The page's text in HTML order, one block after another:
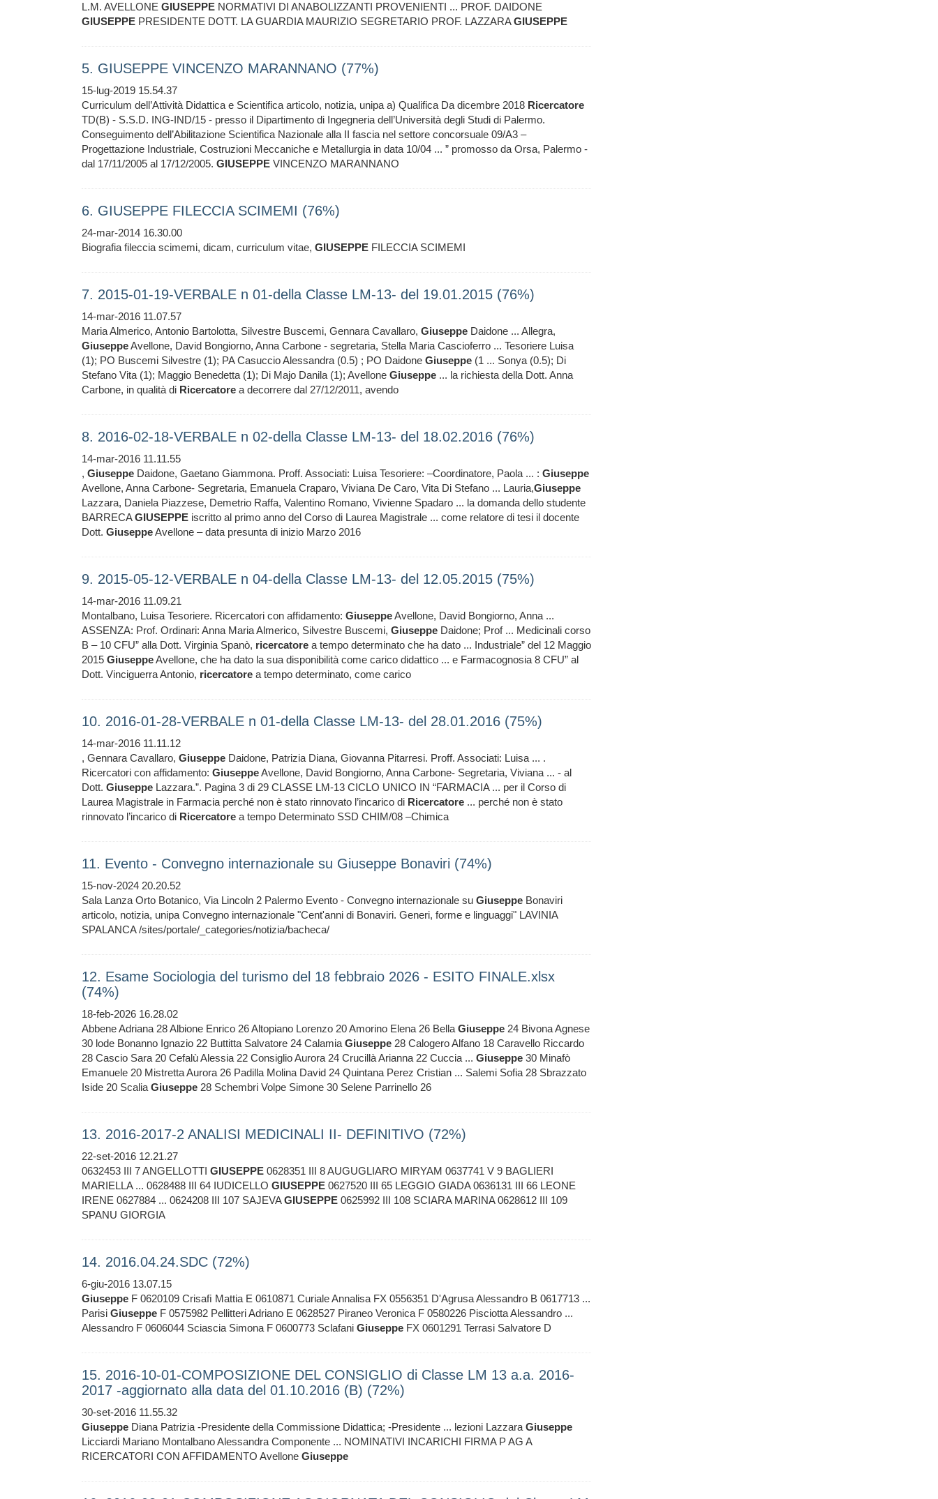
L.M. AVELLONE GIUSEPPE NORMATIVI DI ANABOLIZZANTI PROVENIENTI ... PROF. DAIDONE
GIUSEPPE PRESIDENTE DOTT. LA GUARDIA MAURIZIO SEGRETARIO PROF. LAZZARAGIUSEPPE
5. GIUSEPPE VINCENZO MARANNANO (77%)
15-lug-2019 15.54.37
Curriculum dell’Attività Didattica e Scientifica articolo, notizia, unipa a) Qualifica Da dicembre 2018 Ricercatore
TD(B) - S.S.D. ING-IND/15 - presso il Dipartimento di Ingegneria dell’Università degli Studi di Palermo.
Conseguimento dell’Abilitazione Scientifica Nazionale alla II fascia nel settore concorsuale 09/A3 –
Progettazione Industriale, Costruzioni Meccaniche e Metallurgia in data 10/04 ... ” promosso da Orsa, Palermo -
dal 17/11/2005 al 17/12/2005. GIUSEPPE VINCENZO MARANNANO
6. GIUSEPPE FILECCIA SCIMEMI (76%)
24-mar-2014 16.30.00
Biografia fileccia scimemi, dicam, curriculum vitae, GIUSEPPE FILECCIA SCIMEMI
7. 2015-01-19-VERBALE n 01-della Classe LM-13- del 19.01.2015 (76%)
14-mar-2016 11.07.57
Maria Almerico, Antonio Bartolotta, Silvestre Buscemi, Gennara Cavallaro, Giuseppe Daidone ... Allegra,
GiuseppeAvellone, David Bongiorno, Anna Carbone - segretaria, Stella Maria Cascioferro ... Tesoriere Luisa
(1); PO Buscemi Silvestre (1); PA Casuccio Alessandra (0.5) ; PO Daidone Giuseppe (1 ... Sonya (0.5); Di
Stefano Vita (1); Maggio Benedetta (1); Di Majo Danila (1); Avellone Giuseppe ... la richiesta della Dott. Anna
Carbone, in qualità di Ricercatore a decorrere dal 27/12/2011, avendo
8. 2016-02-18-VERBALE n 02-della Classe LM-13- del 18.02.2016 (76%)
14-mar-2016 11.11.55
, Giuseppe Daidone, Gaetano Giammona. Proff. Associati: Luisa Tesoriere: –Coordinatore, Paola ... : Giuseppe
Avellone, Anna Carbone- Segretaria, Emanuela Craparo, Viviana De Caro, Vita Di Stefano ... Lauria,Giuseppe
Lazzara, Daniela Piazzese, Demetrio Raffa, Valentino Romano, Vivienne Spadaro ... la domanda dello studente
BARRECAGIUSEPPE iscritto al primo anno del Corso di Laurea Magistrale ... come relatore di tesi il docente
Dott. GiuseppeAvellone – data presunta di inizio Marzo 2016
9. 2015-05-12-VERBALE n 04-della Classe LM-13- del 12.05.2015 (75%)
14-mar-2016 11.09.21
Montalbano, Luisa Tesoriere. Ricercatori con affidamento: GiuseppeAvellone, David Bongiorno, Anna ...
ASSENZA: Prof. Ordinari: Anna Maria Almerico, Silvestre Buscemi, Giuseppe Daidone; Prof ... Medicinali corso
B – 10 CFU” alla Dott. Virginia Spanò, ricercatore a tempo determinato che ha dato ... Industriale” del 12 Maggio
2015 GiuseppeAvellone, che ha dato la sua disponibilità come carico didattico ... e Farmacognosia 8 CFU” al
Dott. Vinciguerra Antonio, ricercatore a tempo determinato, come carico
10. 2016-01-28-VERBALE n 01-della Classe LM-13- del 28.01.2016 (75%)
14-mar-2016 11.11.12
, Gennara Cavallaro, Giuseppe Daidone, Patrizia Diana, Giovanna Pitarresi. Proff. Associati: Luisa ... .
Ricercatori con affidamento: GiuseppeAvellone, David Bongiorno, Anna Carbone- Segretaria, Viviana ... - al
Dott. Giuseppe Lazzara.”. Pagina 3 di 29 CLASSE LM-13 CICLO UNICO IN “FARMACIA ... per il Corso di
Laurea Magistrale in Farmacia perché non è stato rinnovato l’incarico di Ricercatore ... perché non è stato
rinnovato l’incarico di Ricercatore a tempo Determinato SSD CHIM/08 –Chimica
11. Evento - Convegno internazionale su Giuseppe Bonaviri (74%)
15-nov-2024 20.20.52
Sala Lanza Orto Botanico, Via Lincoln 2 Palermo Evento - Convegno internazionale su Giuseppe Bonaviri
articolo, notizia, unipa Convegno internazionale "Cent'anni di Bonaviri. Generi, forme e linguaggi" LAVINIA
SPALANCA /sites/portale/_categories/notizia/bacheca/
12. Esame Sociologia del turismo del 18 febbraio 2026 - ESITO FINALE.xlsx
(74%)
18-feb-2026 16.28.02
Abbene Adriana 28 Albione Enrico 26 Altopiano Lorenzo 20 Amorino Elena 26 Bella Giuseppe 24 Bivona Agnese
30 lode Bonanno Ignazio 22 Buttitta Salvatore 24 Calamia Giuseppe 28 Calogero Alfano 18 Caravello Riccardo
28 Cascio Sara 20 Cefalù Alessia 22 Consiglio Aurora 24 Crucillà Arianna 22 Cuccia ... Giuseppe 30 Minafò
Emanuele 20 Mistretta Aurora 26 Padilla Molina David 24 Quintana Perez Cristian ... Salemi Sofia 28 Sbrazzato
Iside 20 Scalia Giuseppe 28 Schembri Volpe Simone 30 Selene Parrinello 26
13. 2016-2017-2 ANALISI MEDICINALI II- DEFINITIVO (72%)
22-set-2016 12.21.27
0632453 III 7 ANGELLOTTI GIUSEPPE 0628351 III 8 AUGUGLIARO MIRYAM 0637741 V 9 BAGLIERI
MARIELLA ... 0628488 III 64 IUDICELLO GIUSEPPE 0627520 III 65 LEGGIO GIADA 0636131 III 66 LEONE
IRENE 0627884 ... 0624208 III 107 SAJEVAGIUSEPPE 0625992 III 108 SCIARA MARINA 0628612 III 109
SPANU GIORGIA
14. 2016.04.24.SDC (72%)
6-giu-2016 13.07.15
Giuseppe F 0620109 Crisaﬁ Mattia E 0610871 Curiale Annalisa FX 0556351 D'Agrusa Alessandro B 0617713 ...
Parisi Giuseppe F 0575982 Pellitteri Adriano E 0628527 Piraneo Veronica F 0580226 Pisciotta Alessandro ...
Alessandro F 0606044 Sciascia Simona F 0600773 Sclafani Giuseppe FX 0601291 Terrasi Salvatore D
15. 2016-10-01-COMPOSIZIONE DEL CONSIGLIO di Classe LM 13 a.a. 2016-
2017 -aggiornato alla data del 01.10.2016 (B) (72%)
30-set-2016 11.55.32
Giuseppe Diana Patrizia -Presidente della Commissione Didattica; -Presidente ... lezioni Lazzara Giuseppe
Licciardi Mariano Montalbano Alessandra Componente ... NOMINATIVI INCARICHI FIRMA P AG A
RICERCATORI CON AFFIDAMENTO Avellone Giuseppe